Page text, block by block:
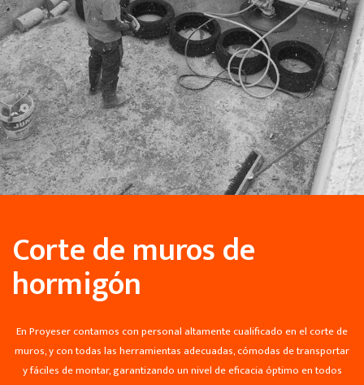
Corte de muros de
hormigón
En Proyeser contamos con personal altamente cualificado en el corte de
muros, y con todas las herramientas adecuadas, cómodas de transportar
y fáciles de montar, garantizando un nivel de eficacia óptimo en todos